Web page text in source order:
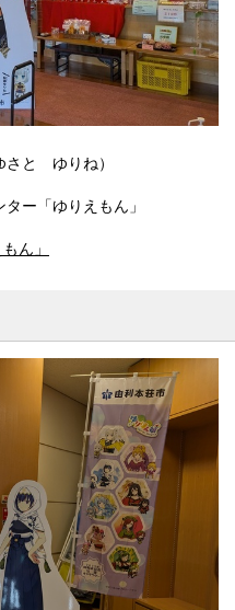
さと ゆりね）
ー「ゆりえもん」
ん」